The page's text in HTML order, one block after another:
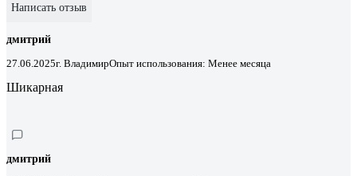
Написать отзыв
дмитрий
27.06.2025г. ВладимирОпыт использования: Менее месяца
Шикарная
дмитрий